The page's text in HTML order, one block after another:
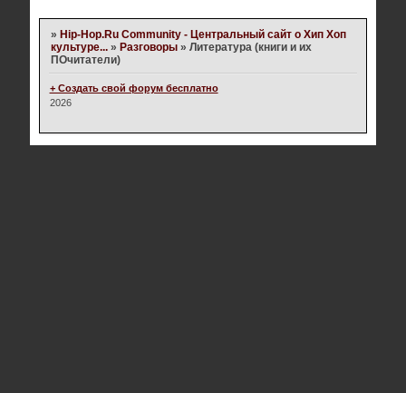
» Hip-Hop.Ru Community - Центральный сайт о Хип Хоп
культуре... » Разговоры » Литература (книги и их
ПОчитатели)
+ Создать свой форум бесплатно
2026